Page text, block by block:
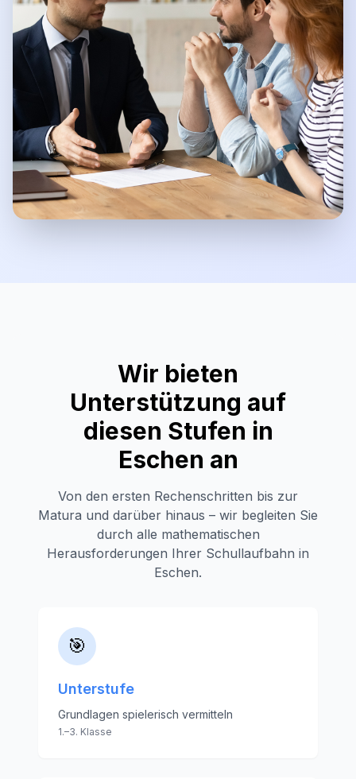
Wir bieten
Unterstützung auf
diesen Stufen in
Eschen an
Von den ersten Rechenschritten bis zur
Matura und darüber hinaus – wir begleiten Sie
durch alle mathematischen
Herausforderungen Ihrer Schullaufbahn in
Eschen.
🎯
Unterstufe
Grundlagen spielerisch vermitteln
1.–3. Klasse